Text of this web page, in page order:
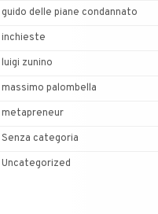
guido delle piane condannato
inchieste
luigi zunino
massimo palombella
metapreneur
Senza categoria
Uncategorized